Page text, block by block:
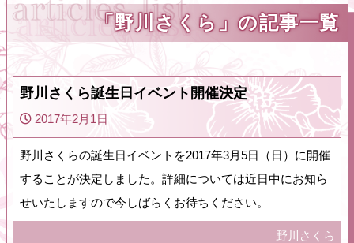
「野川さくら」の記事一覧
野川さくら誕生日イベント開催決定
2017年2月1日
野川さくらの誕生日イベントを2017年3月5日（日）に開催
することが決定しました。詳細については近日中にお知ら
せいたしますので今しばらくお待ちください。
野川さくら